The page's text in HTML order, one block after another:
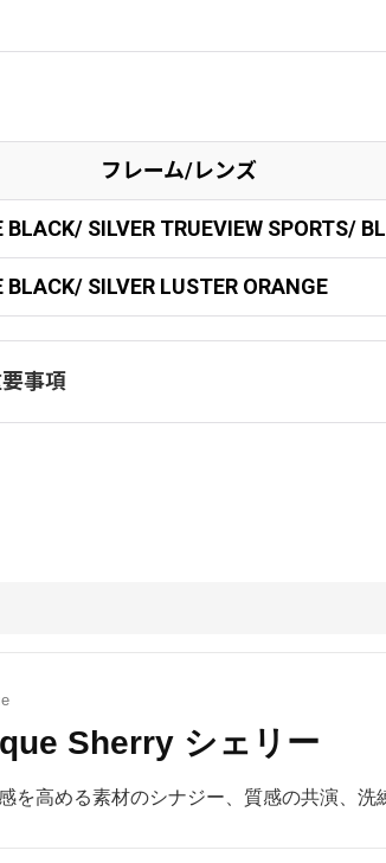
フレーム/レンズ
SILVER TRUEVIEW SPORTS/
SILVER LUSTER ORANGE
事項
Sherry シェリー
を高める素材のシナジー、質感の共演、洗